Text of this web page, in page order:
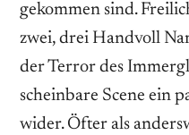
gekommen sind.
zwei, drei Handvoll
der Terror des
scheinbare Scene ein
wider. Öfter als